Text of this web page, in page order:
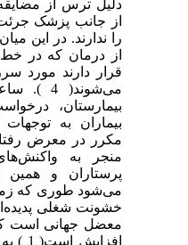
دلیل ترس از
از جانب پزشک
را ندارند. در این
از درمان که در خط
قرار دارند مورد
می‌شوند( 4
بیمارستان،
بیماران به
مکرر در معرض
منجر به
پرستاران و همین
می‌شود طوری که
خشونت شغلی
معضل جهانی است
افزایش